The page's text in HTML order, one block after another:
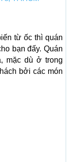
từ ốc thì quán
bạn đấy. Quán
mặc dù ở trong
bởi các món